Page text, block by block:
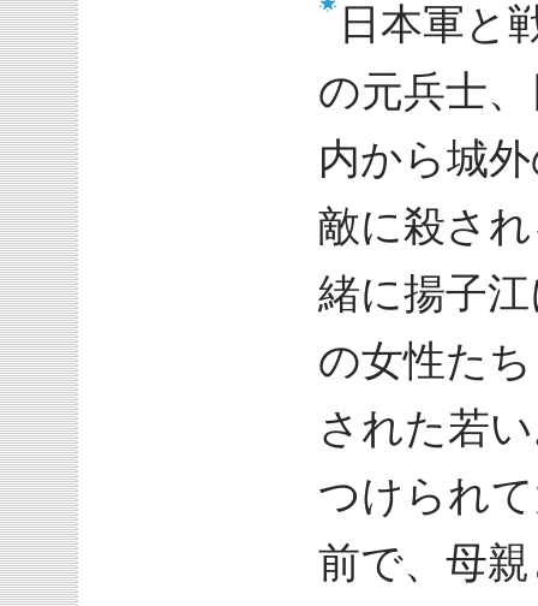
日本軍と
の元兵士
内から城
敵に殺さ
緒に揚子
の女性た
された若
つけられ
前で、母